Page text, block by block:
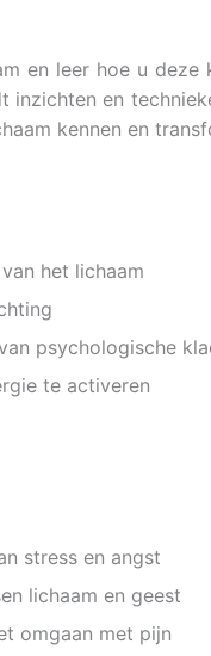
en leer hoe u
inzichten en
kennen en
het lichaam
psychologische
te activeren
stress en angst
lichaam en geest
omgaan met pijn